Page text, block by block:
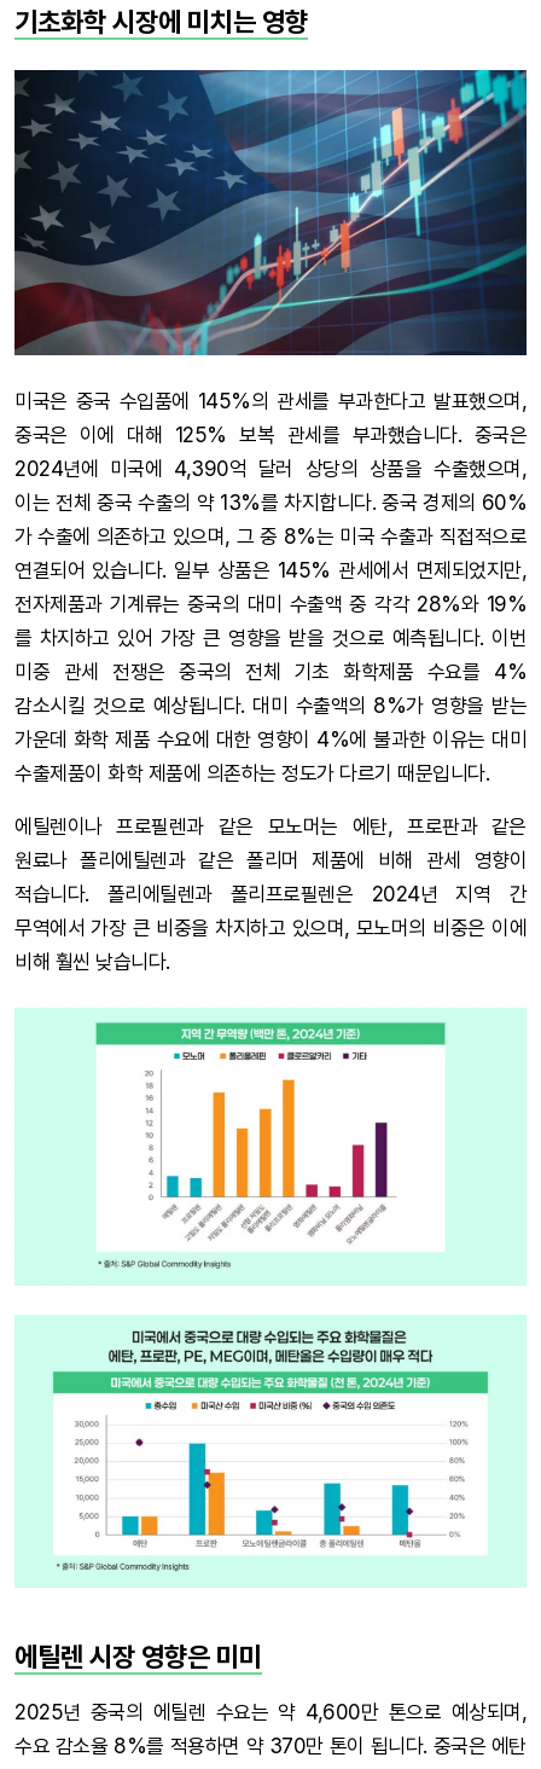
기초화학 시장에 미치는 영향
미국은 중국 수입품에 145%의 관세를 부과한다고 발표했으며,
중국은 이에 대해 125% 보복 관세를 부과했습니다. 중국은
2024년에 미국에 4,390억 달러 상당의 상품을 수출했으며,
이는 전체 중국 수출의 약 13%를 차지합니다. 중국 경제의 60%
가 수출에 의존하고 있으며, 그 중 8%는 미국 수출과 직접적으로
연결되어 있습니다. 일부 상품은 145% 관세에서 면제되었지만,
전자제품과 기계류는 중국의 대미 수출액 중 각각 28%와 19%
를 차지하고 있어 가장 큰 영향을 받을 것으로 예측됩니다. 이번
미중 관세 전쟁은 중국의 전체 기초 화학제품 수요를 4%
감소시킬 것으로 예상됩니다. 대미 수출액의 8%가 영향을 받는
가운데 화학 제품 수요에 대한 영향이 4%에 불과한 이유는 대미
수출제품이 화학 제품에 의존하는 정도가 다르기 때문입니다.
에틸렌이나 프로필렌과 같은 모노머는 에탄, 프로판과 같은
원료나 폴리에틸렌과 같은 폴리머 제품에 비해 관세 영향이
적습니다. 폴리에틸렌과 폴리프로필렌은 2024년 지역 간
무역에서 가장 큰 비중을 차지하고 있으며, 모노머의 비중은 이에
비해 훨씬 낮습니다.
에틸렌 시장 영향은 미미
2025년 중국의 에틸렌 수요는 약 4,600만 톤으로 예상되며,
수요 감소율 8%를 적용하면 약 370만 톤이 됩니다. 중국은 에탄